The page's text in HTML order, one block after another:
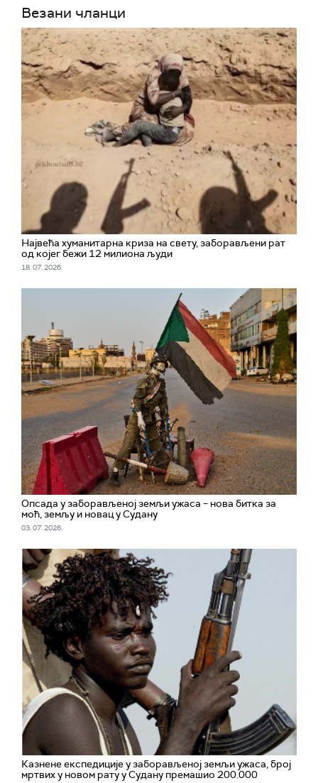
Везани чланци
Највећа хуманитарна криза на свету, заборављени рат
од којег бежи 12 милиона људи
18. 07. 2026.
Опсада у заборављеној земљи ужаса – нова битка за
моћ, земљу и новац у Судану
03. 07. 2026.
Казнене експедиције у заборављеној земљи ужаса, број
мртвих у новом рату у Судану премашио 200.000